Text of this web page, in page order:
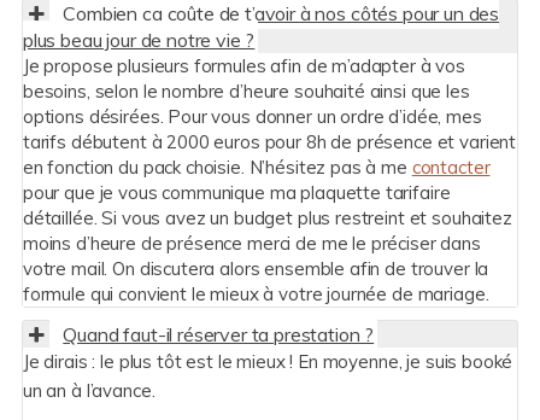
Combien ça coûte de t’avoir à nos côtés pour un des
plus beau jour de notre vie ?
Je propose plusieurs formules afin de m’adapter à vos
besoins, selon le nombre d’heure souhaité ainsi que les
options désirées. Pour vous donner un ordre d’idée, mes
tarifs débutent à 2000 euros pour 8h de présence et varient
en fonction du pack choisie. N’hésitez pas à me contacter
pour que je vous communique ma plaquette tarifaire
détaillée. Si vous avez un budget plus restreint et souhaitez
moins d’heure de présence merci de me le préciser dans
votre mail. On discutera alors ensemble afin de trouver la
formule qui convient le mieux à votre journée de mariage.
Quand faut-il réserver ta prestation ?
Je dirais : le plus tôt est le mieux ! En moyenne, je suis booké
un an à l’avance.